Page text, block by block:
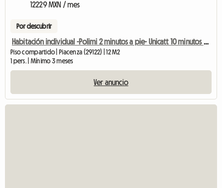
12229 MXN / mes
Por descubrir
Habitación individual -Polimi 2 minutos a pie- Unicatt 10 minutos en autobús
Piso compartido | Piacenza (29122) | 12 M2
1 pers. | Mínimo 3 meses
Ver anuncio